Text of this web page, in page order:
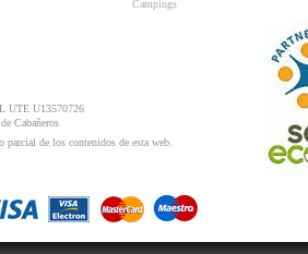
Campings
UTE U13570726
Cabañeros
de los contenidos de esta web.